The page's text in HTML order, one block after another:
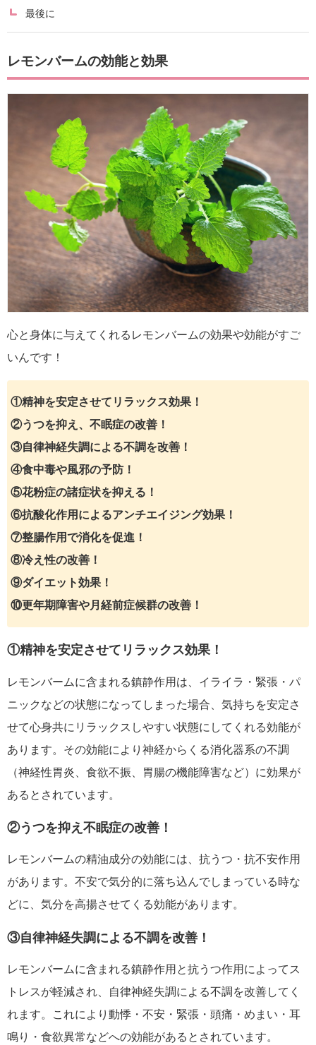
最後に
レモンバームの効能と効果
心と身体に与えてくれるレモンバームの効果や効能がすご
いんです！
①精神を安定させてリラックス効果！
②うつを抑え、不眠症の改善！
③自律神経失調による不調を改善！
④食中毒や風邪の予防！
⑤花粉症の諸症状を抑える！
⑥抗酸化作用によるアンチエイジング効果！
⑦整腸作用で消化を促進！
⑧冷え性の改善！
⑨ダイエット効果！
⑩更年期障害や月経前症候群の改善！
①精神を安定させてリラックス効果！
レモンバームに含まれる鎮静作用は、イライラ・緊張・パ
ニックなどの状態になってしまった場合、気持ちを安定さ
せて心身共にリラックスしやすい状態にしてくれる効能が
あります。その効能により神経からくる消化器系の不調
（神経性胃炎、食欲不振、胃腸の機能障害など）に効果が
あるとされています。
②うつを抑え不眠症の改善！
レモンバームの精油成分の効能には、抗うつ・抗不安作用
があります。不安で気分的に落ち込んでしまっている時な
どに、気分を高揚させてくる効能があります。
③自律神経失調による不調を改善！
レモンバームに含まれる鎮静作用と抗うつ作用によってス
トレスが軽減され、自律神経失調による不調を改善してく
れます。これにより動悸・不安・緊張・頭痛・めまい・耳
鳴り・食欲異常などへの効能があるとされています。